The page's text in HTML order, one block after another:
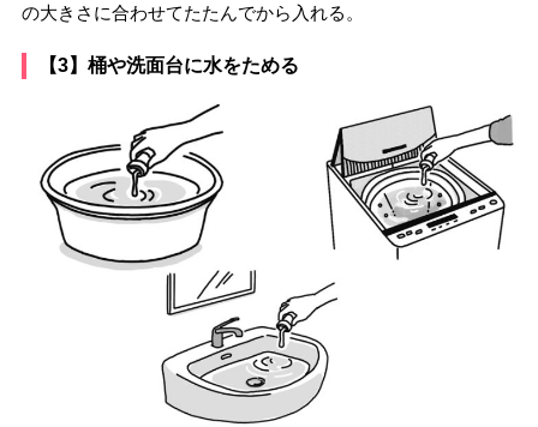
の大きさに合わせてたたんでから入れる。
【3】桶や洗面台に水をためる